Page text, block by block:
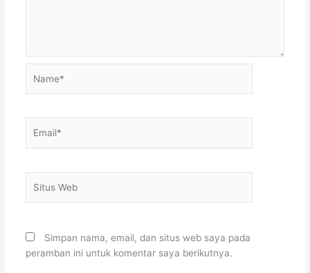
Web
Simpan nama, email, dan situs web saya pada
peramban ini untuk komentar saya berikutnya.